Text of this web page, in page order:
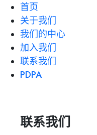
首页
关于我们
我们的中心
加入我们
联系我们
PDPA
联系我们